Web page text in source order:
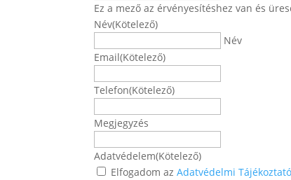
Ez a mező az érvényesítéshez van és
Név(Kötelező)
Név
Email(Kötelező)
Telefon(Kötelező)
Megjegyzés
Adatvédelem(Kötelező)
Elfogadom azAdatvédelmi